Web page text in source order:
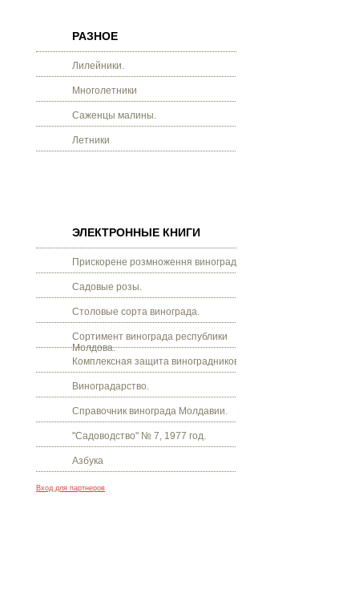
РАЗНОЕ
Лилейники.
Многолетники
Саженцы малины.
Летники
ЭЛЕКТРОННЫЕ КНИГИ
Прискорене розмноження винограду.
Садовые розы.
Столовые сорта винограда.
Сортимент винограда республики
Молдова.
Комплексная защита виноградников.
Виноградарство.
Справочник винограда Молдавии.
"Садоводство" № 7, 1977 год.
Азбука
Вход для партнеров